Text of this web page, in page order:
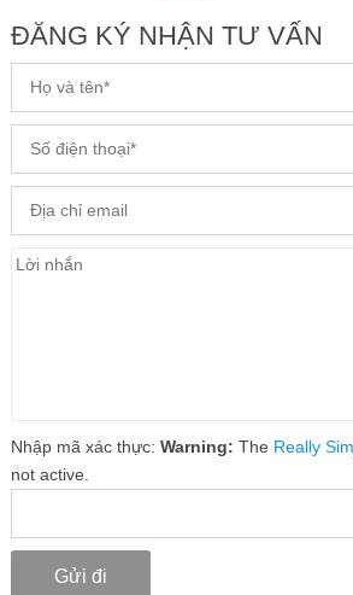
ĐĂNG KÝ NHẬN TƯ VẤN
Nhập mã xác thực: Warning: The Really
not active.